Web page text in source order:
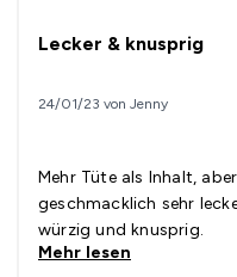
Lecker & knusprig
24/01/23 von Jenny
Mehr Tüte als Inhalt, aber
geschmacklich sehr
würzig und knusprig.
Mehr lesen